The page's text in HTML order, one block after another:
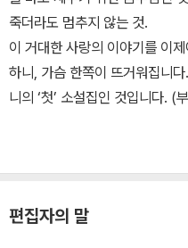
죽더라도 멈추지 않는 것.
이 거대한 사랑의 이야기를 이
하니, 가슴 한쪽이 뜨거워집니
니의 ‘첫’ 소설집인 것입니다. (
편집자의 말